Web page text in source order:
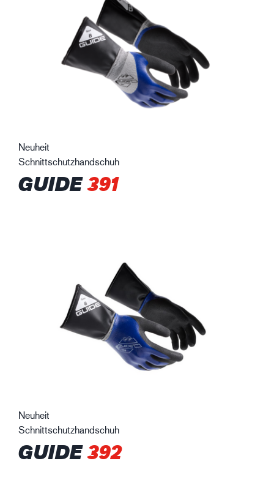
Neuheit
Schnittschutzhandschuh
GUIDE391
Neuheit
Schnittschutzhandschuh
GUIDE392